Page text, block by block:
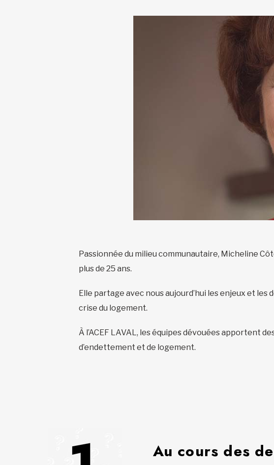
Passionnée du milieu communautaire, Micheline
plus de 25 ans.
Elle partage avec nous aujourd’hui les enjeux et
crise du logement.
À l’ACEF LAVAL, les équipes dévouées apportent
d’endettement et de logement.
Au cours des